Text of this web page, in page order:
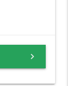
keyboard_arrow_right